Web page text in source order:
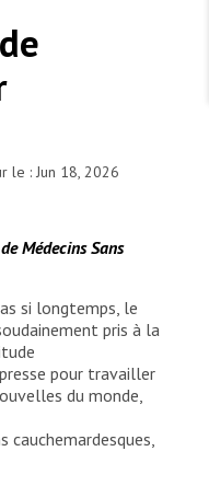
de protéger les
santé en temps
et intervention
dit long.
le : Jun 18, 2026
Médecins Sans
si longtemps, le
pris à la
pour travailler
du monde,